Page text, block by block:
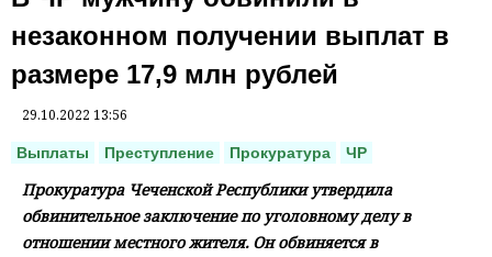
незаконном получении выплат в
размере 17,9 млн рублей
29.10.2022 13:56
Выплаты Преступление Прокуратура ЧР
Прокуратура Чеченской Республики утвердила
обвинительное заключение по уголовному делу в
отношении местного жителя. Он обвиняется в